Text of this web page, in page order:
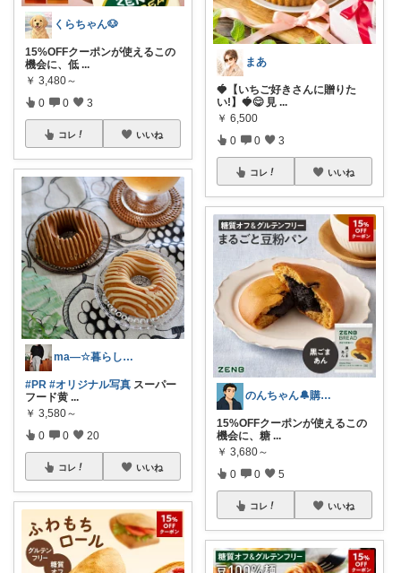
くらちゃん🐶
15%OFFクーポンが使えるこの
機会に、低 ...
￥ 3,480～
0 0 3
コレ いいね
ma—☆暮らしの見直し中☆彡
#PR #オリジナル写真 スーパー
フード黄 ...
￥ 3,580～
0 0 20
コレ いいね
まあ
🍓【いちご好きさんに贈りた
い!】🍓😋 見 ...
￥ 6,500
0 0 3
コレ いいね
のんちゃん🔔購入感謝です✨
15%OFFクーポンが使えるこの
機会に、糖 ...
￥ 3,680～
0 0 5
コレ いいね